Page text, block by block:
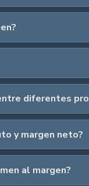
diferentes
y margen neto?
al margen?